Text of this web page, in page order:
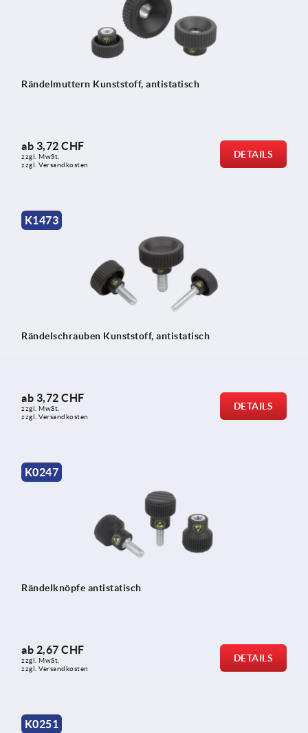
Rändelmuttern Kunststoff, antistatisch
ab 3,72 CHF
zzgl. MwSt.
zzgl. Versandkosten
DETAILS
K1473
Rändelschrauben Kunststoff, antistatisch
ab 3,72 CHF
zzgl. MwSt.
zzgl. Versandkosten
DETAILS
K0247
Rändelknöpfe antistatisch
ab 2,67 CHF
zzgl. MwSt.
zzgl. Versandkosten
DETAILS
K0251